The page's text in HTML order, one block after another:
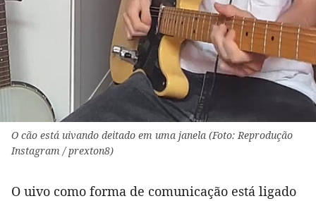
O cão está uivando deitado em uma janela (Foto: Reprodução
Instagram / prexton8)
O uivo como forma de comunicação está ligado